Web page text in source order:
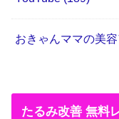
おきゃんママの美
たるみ改善 無料